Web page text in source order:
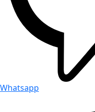
Whatsapp